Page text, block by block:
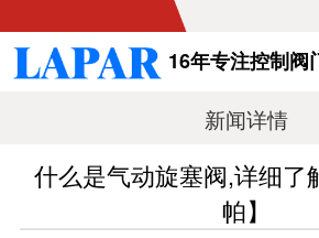
16年专注控制阀
新闻详情
什么是气动旋塞阀,详细了
帕】